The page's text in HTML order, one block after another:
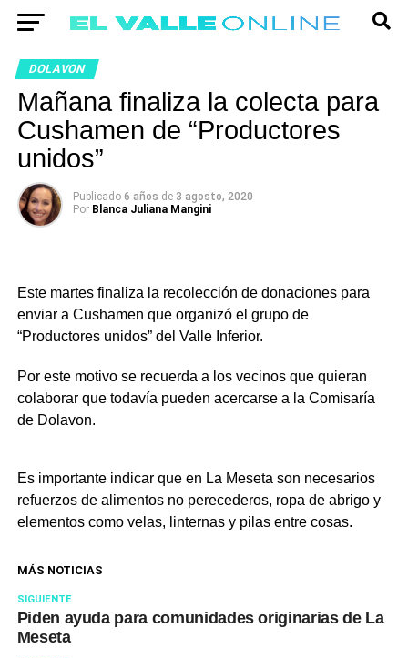
DOLAVON
Mañana finaliza la colecta para
Cushamen de “Productores
unidos”
Publicado 6 años de 3 agosto, 2020
Por Blanca Juliana Mangini
Este martes finaliza la recolección de donaciones para
enviar a Cushamen que organizó el grupo de
“Productores unidos” del Valle Inferior.
Por este motivo se recuerda a los vecinos que quieran
colaborar que todavía pueden acercarse a la Comisaría
de Dolavon.
Es importante indicar que en La Meseta son necesarios
refuerzos de alimentos no perecederos, ropa de abrigo y
elementos como velas, linternas y pilas entre cosas.
MÁS NOTICIAS
SIGUIENTE
Piden ayuda para comunidades originarias de La
Meseta